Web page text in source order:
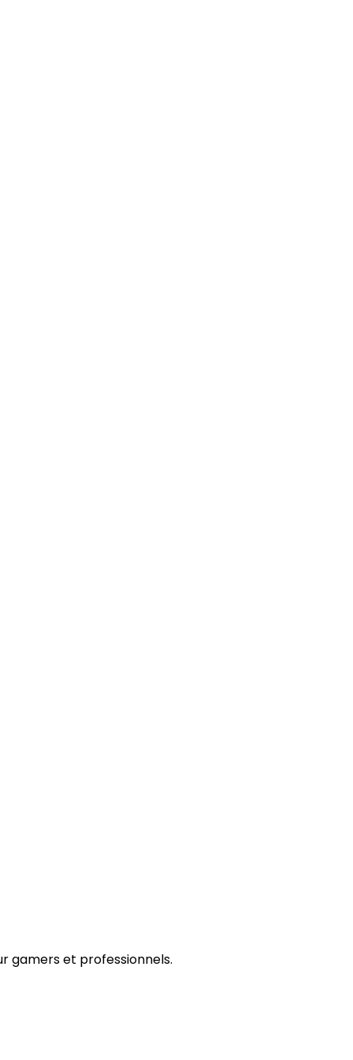
gamers et professionnels.